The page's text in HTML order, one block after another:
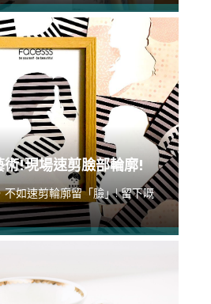
術!現場速剪臉部輪廓!
不如速剪輪廓留「臉」! 留下嘅